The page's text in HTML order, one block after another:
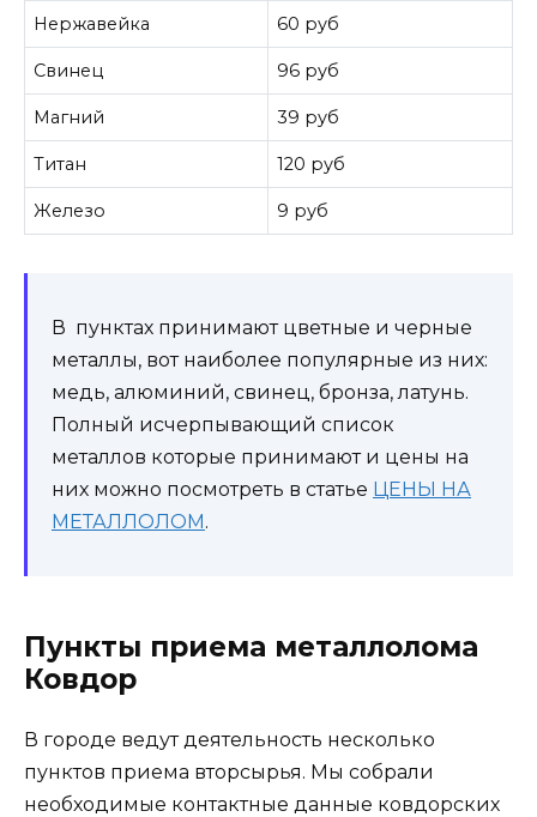
Нержавейка 60 руб
Свинец 96 руб
Магний 39 руб
Титан 120 руб
Железо 9 руб
В пунктах принимают цветные и черные
металлы, вот наиболее популярные из них:
медь, алюминий, свинец, бронза, латунь.
Полный исчерпывающий список
металлов которые принимают и цены на
них можно посмотреть в статье ЦЕНЫ НА
МЕТАЛЛОЛОМ.
Пункты приема металлолома
Ковдор
В городе ведут деятельность несколько
пунктов приема вторсырья. Мы собрали
необходимые контактные данные ковдорских